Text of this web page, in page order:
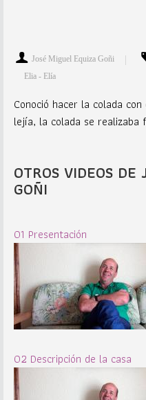
José Miguel Equiza Goñi
Elia - Elía
Conoció hacer la colada
lejía, la colada se realizaba
OTROS VIDEOS DE
GOÑI
01 Presentación
02 Descripción de la casa